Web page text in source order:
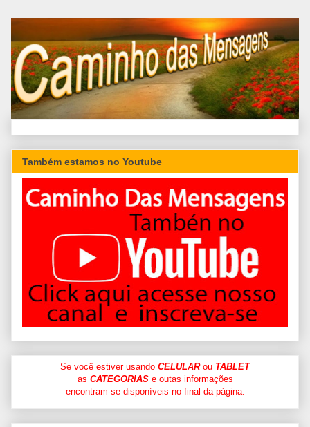
Também estamos no Youtube
Se você estiver usando CELULARou TABLET
as CATEGORIASe outas informações
encontram-se disponíveis no final da página.